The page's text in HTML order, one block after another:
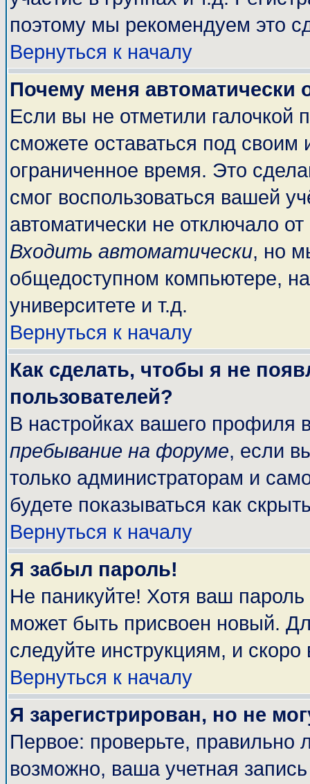
поэтому мы рекомендуем это
Вернуться к началу
Почему меня автоматически
Если вы не отметили галочкой
сможете оставаться под
ограниченное время. Это
смог воспользоваться вашей
автоматически не отключало
Входить автоматически, но
общедоступном компьютере,
университете и т.д.
Вернуться к началу
Как сделать, чтобы я не
пользователей?
В настройках вашего профиля
пребывание на форуме, если
только администраторам и
будете показываться как
Вернуться к началу
Я забыл пароль!
Не паникуйте! Хотя ваш
может быть присвоен новый.
следуйте инструкциям, и
Вернуться к началу
Я зарегистрирован, но не
Первое: проверьте, правильно
возможно, ваша учетная